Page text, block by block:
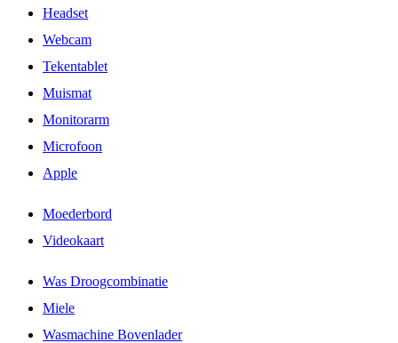
Headset
Webcam
Tekentablet
Muismat
Monitorarm
Microfoon
Apple
Moederbord
Videokaart
Was Droogcombinatie
Miele
Wasmachine Bovenlader